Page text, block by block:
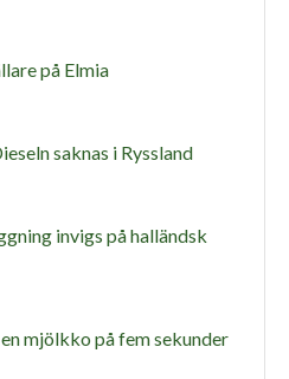
på Elmia
saknas i Ryssland
invigs på halländsk
en mjölkko på fem sekunder